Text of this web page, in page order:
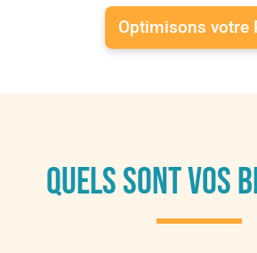
Optimisons votre
Quels sont vos